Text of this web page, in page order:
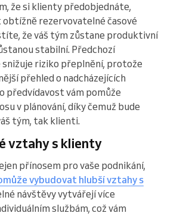
že si klienty předobjednáte,
rezervovatelné časové
že váš tým zůstane produktivní
stabilní. Předchozí
riziko přeplnění, protože
přehled o nadcházejících
předvídavost vám pomůže
v plánování, díky čemuž bude
tým, tak klienti.
vztahy s klienty
přínosem pro vaše podnikání,
vybudovat hlubší vztahy s
návštěvy vytvářejí více
službám, což vám